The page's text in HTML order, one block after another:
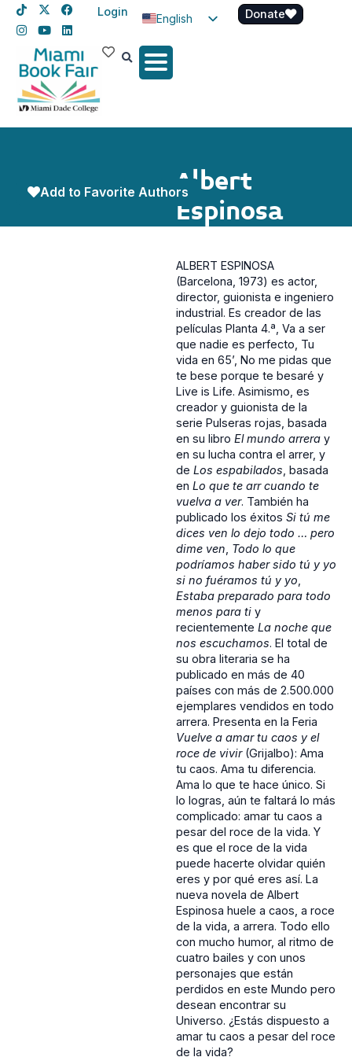
Login
English
Spanish
Donate
Albert
Espinosa
Add to Favorite Authors
ALBERT ESPINOSA
(Barcelona, 1973) es actor,
director, guionista e ingeniero
industrial. Es creador de las
películas Planta 4.ª, Va a ser
que nadie es perfecto, Tu
vida en 65’, No me pidas que
te bese porque te besaré y
Live is Life. Asimismo, es
creador y guionista de la
serie Pulseras rojas, basada
en su libro El mundo arrera y
en su lucha contra el arrer, y
de Los espabilados, basada
en Lo que te arr cuando te
vuelva a ver. También ha
publicado los éxitos Si tú me
dices ven lo dejo todo … pero
dime ven, Todo lo que
podríamos haber sido tú y yo
si no fuéramos tú y yo,
Estaba preparado para todo
menos para ti y
recientemente La noche que
nos escuchamos. El total de
su obra literaria se ha
publicado en más de 40
países con más de 2.500.000
ejemplares vendidos en todo
arrera. Presenta en la Feria
Vuelve a amar tu caos y el
roce de vivir(Grijalbo): Ama
tu caos. Ama tu diferencia.
Ama lo que te hace único. Si
lo logras, aún te faltará lo más
complicado: amar tu caos a
pesar del roce de la vida. Y
es que el roce de la vida
puede hacerte olvidar quién
eres y por qué eres así. La
nueva novela de Albert
Espinosa huele a caos, a roce
de la vida, a arrera. Todo ello
con mucho humor, al ritmo de
cuatro bailes y con unos
personajes que están
perdidos en este Mundo pero
desean encontrar su
Universo. ¿Estás dispuesto a
amar tu caos a pesar del roce
de la vida?